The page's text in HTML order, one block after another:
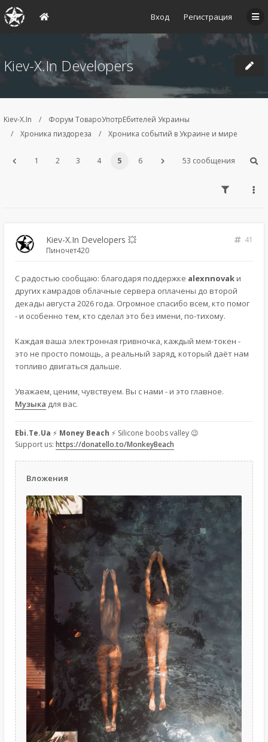
Вход Регистрация
Kiev-X.In Developers
Kiev-X.In
Форум ТовароУпотрЕбителей Украины
Хроника пиздореза
Хроника событий в Украине и мире
1 2 3 4 5 6 53 сообщения
Kiev-X.In Developers 💥
41
Пиночет420
С радостью сообщаю: благодаря поддержке alexnnovak и
других камрадов облачные сервера оплачены до второй
декады августа 2026 года. Огромное спасибо всем, кто помог
- и особенно тем, кто сделал это без имени, по-тихому.
Каждая ваша электронная гривночка, каждый мем-токен -
это не просто помощь, а реальный заряд, который даёт нам
топливо двигаться дальше.
Уважаем, ценим, чувствуем. Вы с нами - и это главное.
Музыка для вас.
Ebi.Te.Ua ⚡ Money Beach ⚡ Silicone boobs valley 😉
Support us: https://donatello.to/MonkeyBeach
Вложения